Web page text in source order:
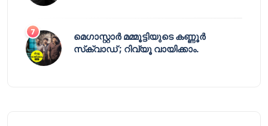
മെഗാസ്റ്റാർ മമ്മൂട്ടിയുടെ കണ്ണൂർ
സ്‌ക്വാഡ് ; റിവ്യൂ വായിക്കാം.